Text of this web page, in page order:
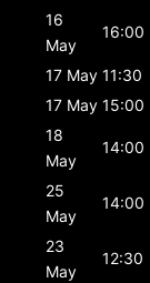
16
May
16:00
17 May 11:30
17 May 15:00
18
May
14:00
25
May
14:00
23
May
12:30